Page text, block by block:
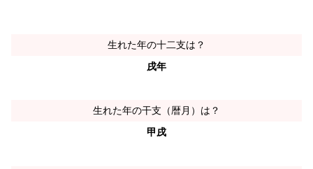
生れた年の十二支は？
戌年
生れた年の干支（暦月）は？
甲戌